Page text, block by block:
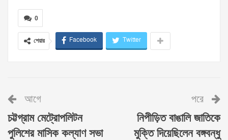
0
শেয়ার Facebook Twitter
আগে
চট্টগ্রাম মেট্রোপলিটন
পুলিশের মাসিক কল্যাণ সভা
পরে
নিপীড়িত বাঙালি জাতিকে
মুক্তি দিয়েছিলেন বঙ্গবন্ধু